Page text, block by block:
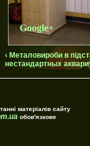
Google+
‹ Металовироби в
нестандартных
матеріалів сайту
обов'язкове